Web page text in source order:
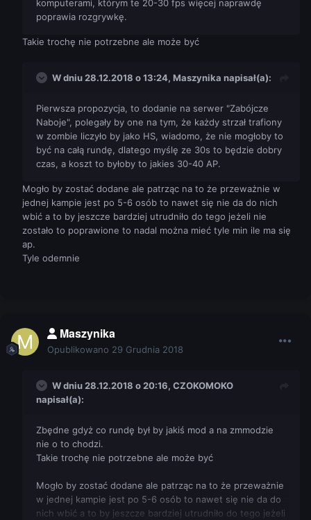
komputerami, którym te 20-30 fps więcej naprawdę
poprawia rozgrywkę.
Takie trochę nie potrzebne ale może być
W dniu 28.12.2018 o 13:24, Maszynika napisał(a):
Pierwsza propozycja, to dodanie na serwer "Zabójcze
Naboje", polegały by one na tym, że każdy strzał trafiony
w zombie liczyło by jako HS, wiadomo, że nie mogłoby to
być na całą rundę, dlatego myślę ze 30s to będzie dobry
czas, a koszt to byłoby to jakies 30-40 AP.
Mogło by zostać dodane ale patrząc na to że przeważnie w
jednej kampie jest po 5-6 osób to nawet się nie da do nich
wbić a to by jeszcze bardziej utrudniło do tego jeżeli nie
zostało to poprawione to nadal można mieć tyle min ile ma się
ap.
Tyle odemnie
Maszynika
Opublikowano 29 Grudnia 2018
W dniu 28.12.2018 o 20:16, CZOKOMOKO
napisał(a):
Zbędne gdyż co rundę był by jakiś mod a na zmmodzie
nie o to chodzi.
Takie trochę nie potrzebne ale może być
Mogło by zostać dodane ale patrząc na to że przeważnie
w jednej kampie jest po 5-6 osób to nawet się nie da do
nich wbić a to by jeszcze bardziej utrudniło do tego jeżeli